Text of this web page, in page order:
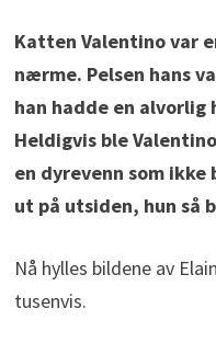
Katten Valentino var
nærme. Pelsen hans
han hadde en alvorlig
Heldigvis ble
en dyrevenn som ikke
ut på utsiden, hun så
Nå hylles bildene av
tusenvis.